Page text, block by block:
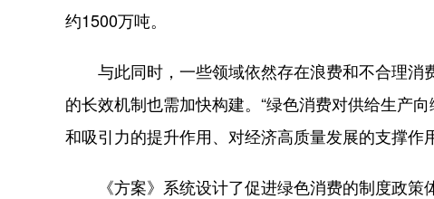
约1500万吨。
与此同时，一些领域依然存在浪费和不合理消
的长效机制也需加快构建。“绿色消费对供给生产
和吸引力的提升作用、对经济高质量发展的支撑作
《方案》系统设计了促进绿色消费的制度政策